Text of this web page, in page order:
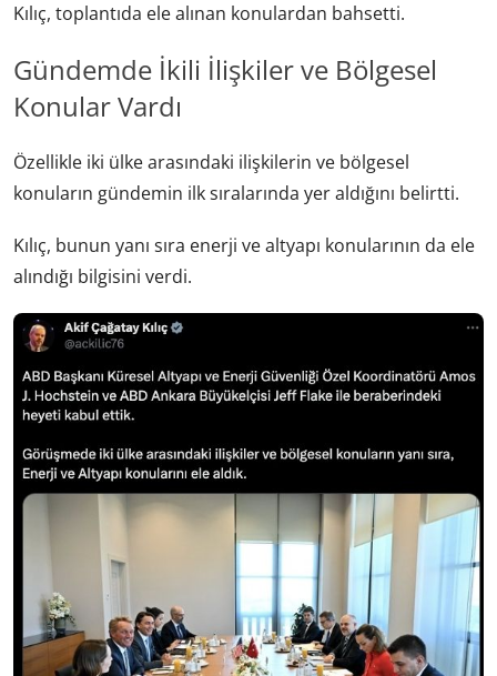
Kılıç, toplantıda ele alınan konulardan bahsetti.
Gündemde İkili İlişkiler ve Bölgesel
Konular Vardı
Özellikle iki ülke arasındaki ilişkilerin ve bölgesel
konuların gündemin ilk sıralarında yer aldığını belirtti.
Kılıç, bunun yanı sıra enerji ve altyapı konularının da ele
alındığı bilgisini verdi.